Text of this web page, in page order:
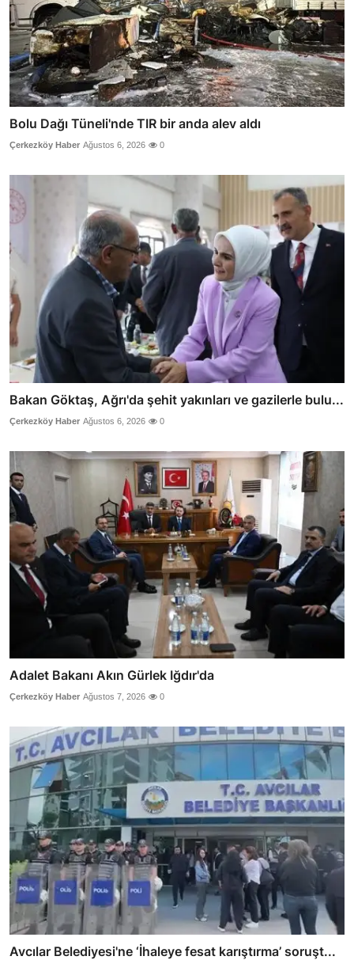
Bolu Dağı Tüneli'nde TIR bir anda alev aldı
Çerkezköy Haber Ağustos 6, 2026 0
Bakan Göktaş, Ağrı'da şehit yakınları ve gazilerle bulu...
Çerkezköy Haber Ağustos 6, 2026 0
Adalet Bakanı Akın Gürlek Iğdır'da
Çerkezköy Haber Ağustos 7, 2026 0
Avcılar Belediyesi'ne ‘İhaleye fesat karıştırma’ soruşt...